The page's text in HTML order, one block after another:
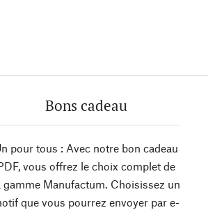
Bons cadeau
pour tous : Avec notre bon cadeau
vous offrez le choix complet de
gamme Manufactum. Choisissez un
que vous pourrez envoyer par e-